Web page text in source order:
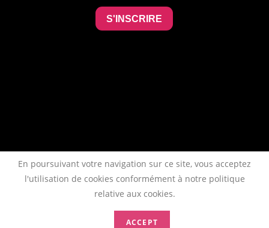
En poursuivant votre navigation sur ce site, vous acceptez
l'utilisation de cookies conformément à notre politique
relative aux cookies.
ACCEPT